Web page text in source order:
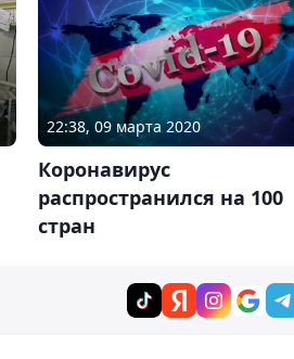
22:38, 09 марта 2020
Коронавирус
распространился на 100
стран